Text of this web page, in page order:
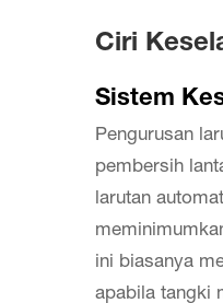
Ciri
Sistem
Pengurusan
pembersih
larutan
ini biasanya
apabila tangki